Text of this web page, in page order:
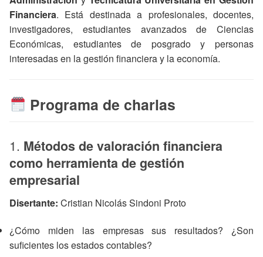
Financiera. Está destinada a profesionales, docentes,
investigadores, estudiantes avanzados de Ciencias
Económicas, estudiantes de posgrado y personas
interesadas en la gestión financiera y la economía.
Programa de charlas
1. Métodos de valoración financiera
como herramienta de gestión
empresarial
Disertante: Cristian Nicolás Sindoni Proto
¿Cómo miden las empresas sus resultados? ¿Son
suficientes los estados contables?